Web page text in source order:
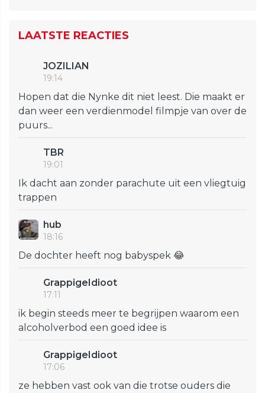
LAATSTE REACTIES
JOZILIAN
19:14
Hopen dat die Nynke dit niet leest. Die maakt er
dan weer een verdienmodel filmpje van over de
puurs...
TBR
19:01
Ik dacht aan zonder parachute uit een vliegtuig
trappen
hub
18:16
De dochter heeft nog babyspek 😂
GrappigeIdioot
17:11
ik begin steeds meer te begrijpen waarom een
alcoholverbod een goed idee is
GrappigeIdioot
17:06
ze hebben vast ook van die trotse ouders die